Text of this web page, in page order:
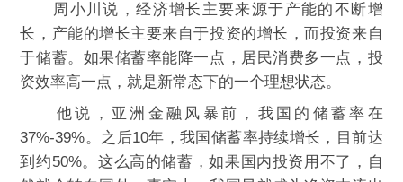
周小川说，经济增长主要来源于产能的不断增
长，产能的增长主要来自于投资的增长，而投资来自
于储蓄。如果储蓄率能降一点，居民消费多一点，投
资效率高一点，就是新常态下的一个理想状态。
他说，亚洲金融风暴前，我国的储蓄率在
37%-39%。之后10年，我国储蓄率持续增长，目前达
到约50%。这么高的储蓄，如果国内投资用不了，自